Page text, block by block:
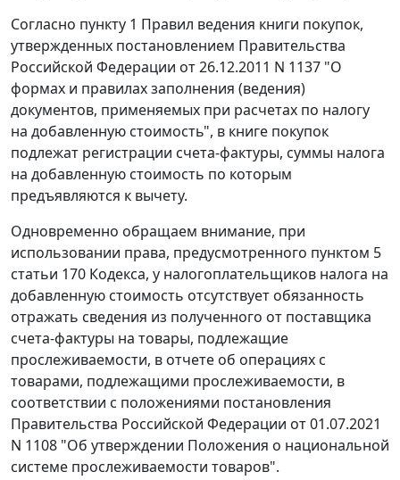
Согласно пункту 1 Правил ведения книги покупок,
утвержденных постановлением Правительства
Российской Федерации от 26.12.2011 N 1137 "О
формах и правилах заполнения (ведения)
документов, применяемых при расчетах по налогу
на добавленную стоимость", в книге покупок
подлежат регистрации счета-фактуры, суммы налога
на добавленную стоимость по которым
предъявляются к вычету.
Одновременно обращаем внимание, при
использовании права, предусмотренного пунктом 5
статьи 170 Кодекса, у налогоплательщиков налога на
добавленную стоимость отсутствует обязанность
отражать сведения из полученного от поставщика
счета-фактуры на товары, подлежащие
прослеживаемости, в отчете об операциях с
товарами, подлежащими прослеживаемости, в
соответствии с положениями постановления
Правительства Российской Федерации от 01.07.2021
N 1108 "Об утверждении Положения о национальной
системе прослеживаемости товаров".